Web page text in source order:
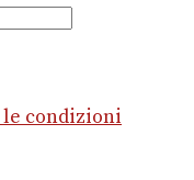
condizioni